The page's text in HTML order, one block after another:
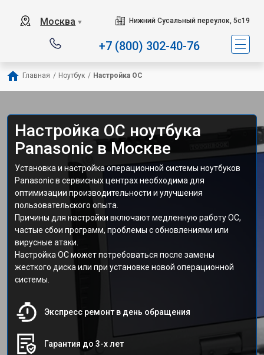
Москва ▼ Нижний Сусальный переулок, 5с19
+7 (800) 302-40-76
Главная / Ноутбук / Настройка ОС
Настройка ОС ноутбука
Panasonic в Москве
Установка и настройка операционной системы ноутбуков
Panasonic в сервисных центрах необходима для
оптимизации производительности и улучшения
пользовательского опыта.
Причины для настройки включают медленную работу ОС,
частые сбои программ, проблемы с обновлениями или
вирусные атаки.
Настройка ОС может потребоваться после замены
жесткого диска или при установке новой операционной
системы.
Экспресс ремонт в день обращения
Гарантия до 3-х лет